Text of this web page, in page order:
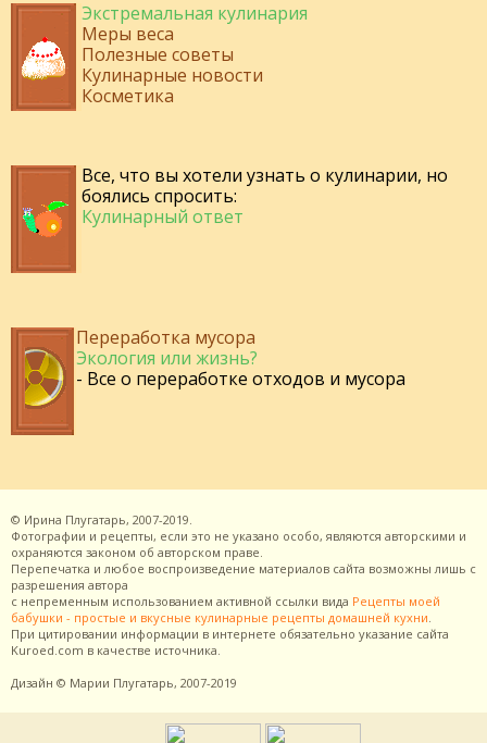
Экстремальная кулинария
Меры веса
Полезные советы
Кулинарные новости
Косметика
Все, что вы хотели узнать о кулинарии, но
боялись спросить:
Кулинарный ответ
Переработка мусора
Экология или жизнь?
- Все о переработке отходов и мусора
© Ирина Плугатарь, 2007-2019.
Фотографии и рецепты, если это не указано особо, являются авторскими и
охраняются законом об авторском праве.
Перепечатка и любое воспроизведение материалов сайта возможны лишь с
разрешения автора
с непременным использованием активной ссылки вида Рецепты моей
бабушки - простые и вкусные кулинарные рецепты домашней кухни.
При цитировании информации в интернете обязательно указание сайта
Kuroed.com в качестве источника.
Дизайн © Марии Плугатарь, 2007-2019